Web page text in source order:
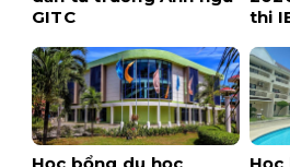
GITC
thi